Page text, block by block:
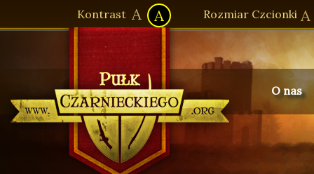
Kontrast A A Rozmiar Czcionki A
O nas